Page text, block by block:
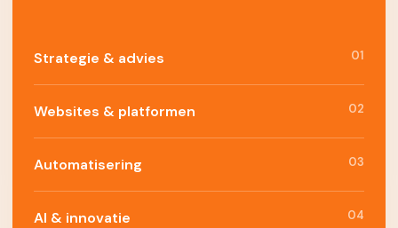
Strategie & advies 01
Websites & platformen 02
Automatisering 03
AI & innovatie 04